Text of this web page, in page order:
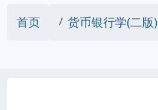
首页 货币银行学(二版)